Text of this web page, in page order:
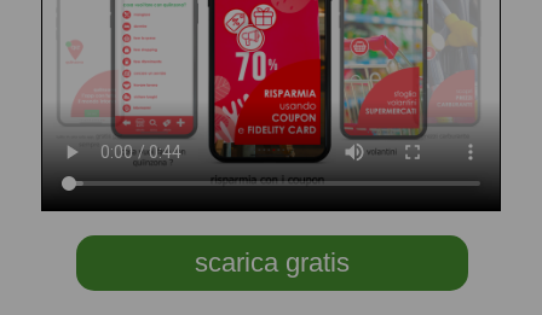
scarica gratis